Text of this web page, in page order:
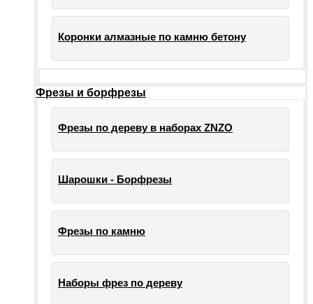
Коронки алмазные по камню бетону
Фрезы и борфрезы
Фрезы по дереву в наборах ZNZO
Шарошки - Борфрезы
Фрезы по камню
Наборы фрез по дереву